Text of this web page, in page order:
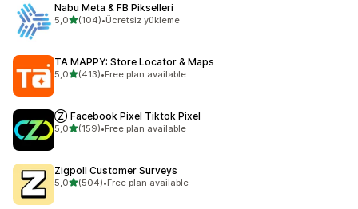
Nabu Meta & FB Pikselleri
5,05 yıldız üzerinden
(104)
toplam 104 değerlendirme
•Ücretsiz yükleme
TA MAPPY: Store Locator & Maps
5,05 yıldız üzerinden
(413)
toplam 413 değerlendirme
•Free plan available
Ⓩ Facebook Pixel Tiktok Pixel
5,05 yıldız üzerinden
(159)
toplam 159 değerlendirme
•Free plan available
Zigpoll Customer Surveys
5,05 yıldız üzerinden
(504)
toplam 504 değerlendirme
•Free plan available